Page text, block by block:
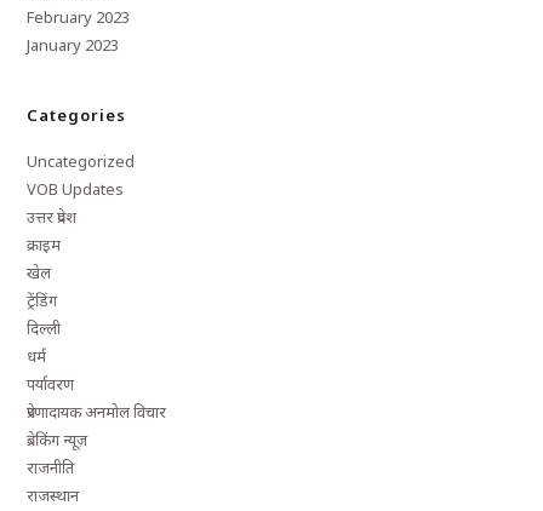
February 2023
January 2023
Categories
Uncategorized
VOB Updates
उत्तर प्रदेश
क्राइम
खेल
ट्रेंडिंग
दिल्ली
धर्म
पर्यावरण
प्रेरणादायक अनमोल विचार
ब्रेकिंग न्यूज़
राजनीति
राजस्थान